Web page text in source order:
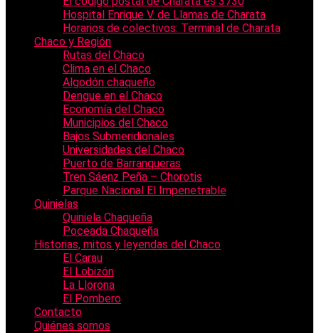
Hospital Enrique V. de Llamas de Charata
Horarios de colectivos: Terminal de Charata
Chaco y Región
Rutas del Chaco
Clima en el Chaco
Algodón chaqueño
Dengue en el Chaco
Economía del Chaco
Municipios del Chaco
Bajos Submeridionales
Universidades del Chaco
Puerto de Barranqueras
Tren Sáenz Peña – Chorotis
Parque Nacional El Impenetrable
Quinielas
Quiniela Chaqueña
Poceada Chaqueña
Historias, mitos y leyendas del Chaco
El Carau
El Lobizón
La Llorona
El Pombero
Contacto
Quiénes somos